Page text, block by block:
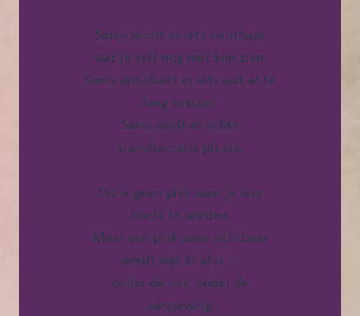
Soms wordt er iets zichtbaar
wat je zelf nog niet kon zien.
Soms verschuift er iets wat al te
lang vastzat.
Soms vindt er echte
transformatie plaats.
Dit is geen plek waar je iets
hoeft te worden.
Maar een plek waar zichtbaar
wordt wat er al is —
onder de ruis, onder de
aanpassing.